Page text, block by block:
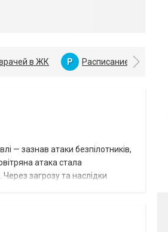
в ЖК Р Расписание автобусов
— зазнав атаки безпілотників,
атака стала
загрозу та наслідки